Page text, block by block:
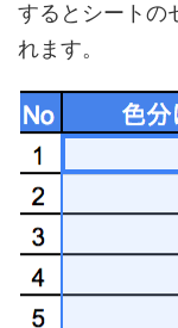
するとシートの
れます。